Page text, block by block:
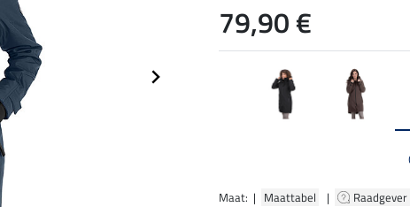
Maat: | Maattabel | Raadgever
79,90 €